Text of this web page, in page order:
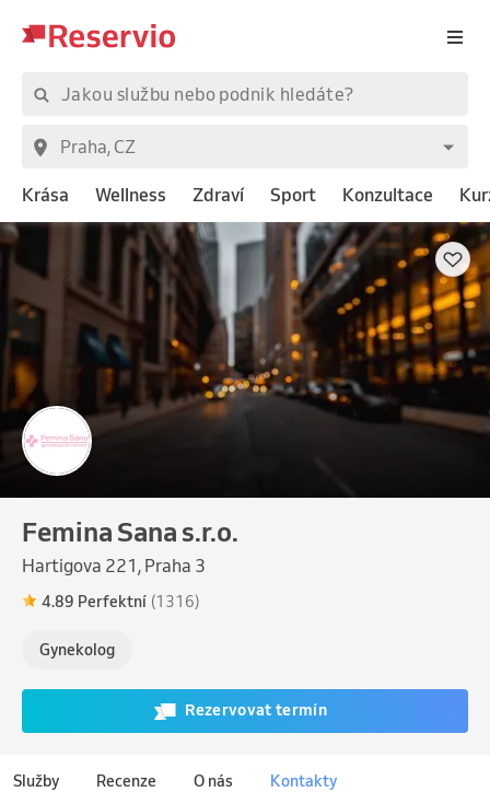
Krása Wellness Zdraví Sport Konzultace
Femina Sana s.r.o.
Hartigova 221, Praha 3
4.89 Perfektní (1316)
Gynekolog
Rezervovat termín
Služby Recenze O nás Kontakty